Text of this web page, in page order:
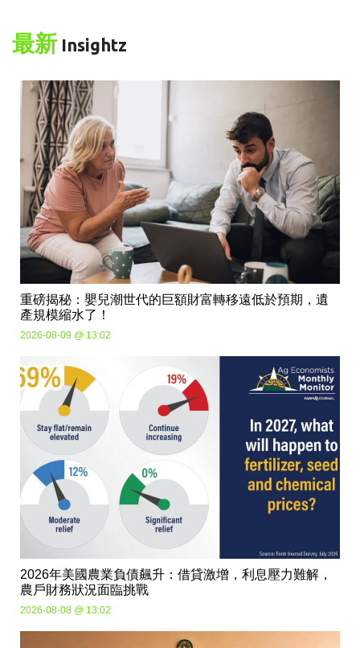
最新 Insightz
重磅揭秘：嬰兒潮世代的巨額財富轉移遠低於預期，遺
產規模縮水了！
2026-08-09 @ 13:02
2026年美國農業負債飆升：借貸激增，利息壓力難解，
農戶財務狀況面臨挑戰
2026-08-08 @ 13:02